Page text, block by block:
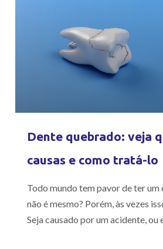
Dente quebrado: veja
causas e como tratá-lo
Todo mundo tem pavor de ter um
não é mesmo? Porém, às vezes
Seja causado por um acidente, ou